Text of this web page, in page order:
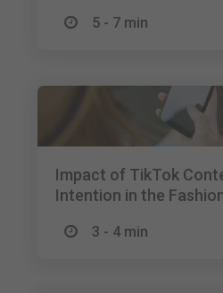
5 - 7 min
Impact of TikTok
Intention in the
3 - 4 min